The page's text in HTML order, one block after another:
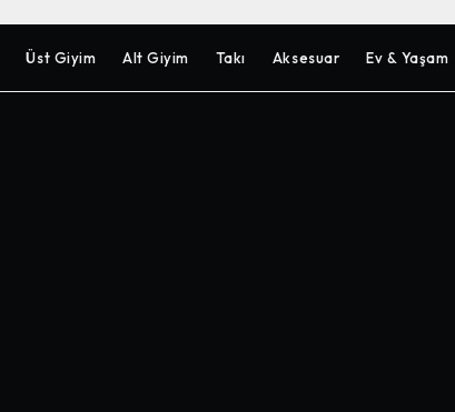
Üst Giyim Alt Giyim Takı Aksesuar Ev & Yaşam